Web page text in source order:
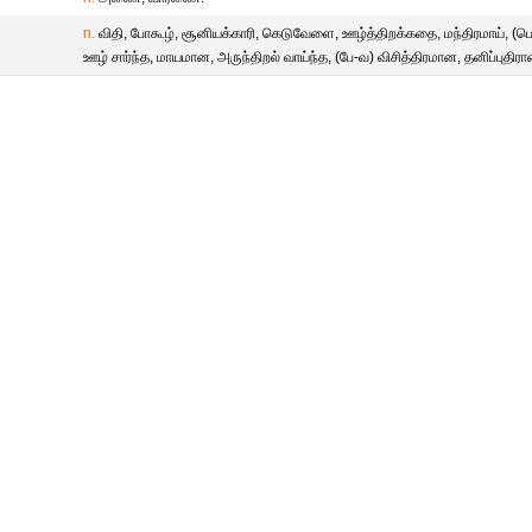
n. விதி, போகூழ், சூனியக்காரி, கெடுவேளை, ஊழ்த்திறக்கதை, மந்திரமாய்,
ஊழ் சார்ந்த, மாயமான, அருந்திறல் வாய்ந்த, (பே-வ) விசித்திரமான,